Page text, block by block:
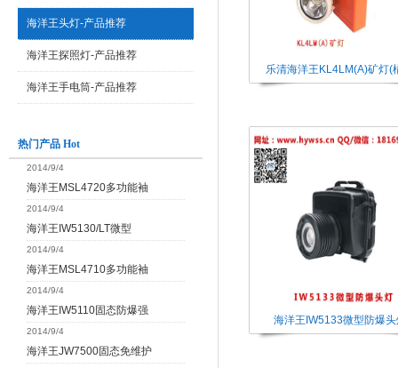
海洋王头灯-产品推荐
海洋王探照灯-产品推荐
海洋王手电筒-产品推荐
热门产品 Hot
2014/9/4
海洋王MSL4720多功能袖
2014/9/4
海洋王IW5130/LT微型
2014/9/4
海洋王MSL4710多功能袖
2014/9/4
海洋王IW5110固态防爆强
2014/9/4
海洋王JW7500固态免维护
乐清海洋王KL4LM(A)矿灯(
海洋王IW5133微型防爆